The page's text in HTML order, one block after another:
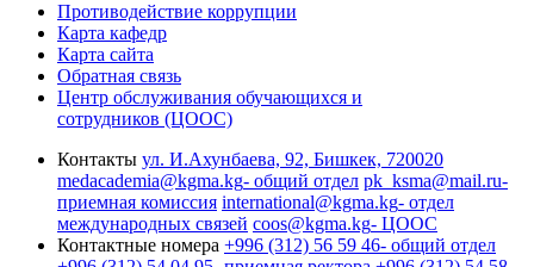
Противодействие коррупции
Карта кафедр
Карта сайта
Обратная связь
Центр обслуживания обучающихся и
сотрудников (ЦООС)
Контакты ул. И.Ахунбаева, 92, Бишкек, 720020
medacademia@kgma.kg- общий отдел pk_ksma@mail.ru-
приемная комиссия international@kgma.kg- отдел
международных связей coos@kgma.kg- ЦООС
Контактные номера +996 (312) 56 59 46- общий отдел